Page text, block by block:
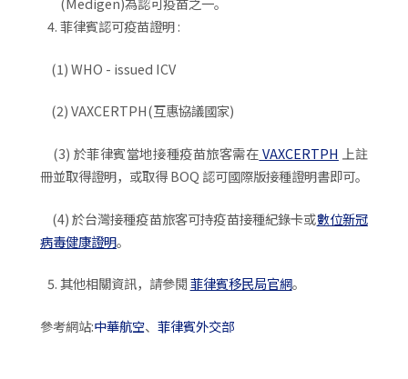
菲律賓認可疫苗證明 :
(1) WHO - issued ICV
(2) VAXCERTPH(互惠協議國家)
(3) 於菲律賓當地接種疫苗旅客需在VAXCERTPH 上註
冊並取得證明，或取得 BOQ 認可國際版接種證明書即可。
(4) 於台灣接種疫苗旅客可持疫苗接種紀錄卡或數位新冠
病毒健康證明。
其他相關資訊，請參閱菲律賓移民局官網。
參考網站:中華航空、 菲律賓外交部